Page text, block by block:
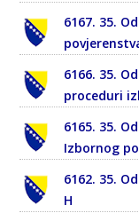
6167. 35.
6166. 35.
proceduri
6165. 35.
Izbornog
6162. 35.
H